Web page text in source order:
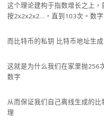
这个理论建构于指数增长之上
按2x2x2x2…，直到103次。数字
而比特币的私钥 比特币地址生
这就是为什么我们在家里抛256
数字
从而保证我们自己离线生成的
理